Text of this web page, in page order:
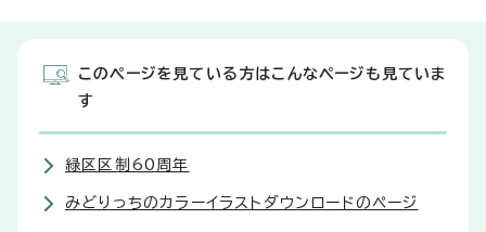
このページを見ている方はこんなページも見ていま
す
緑区区制60周年
みどりっちのカラーイラストダウンロードのページ